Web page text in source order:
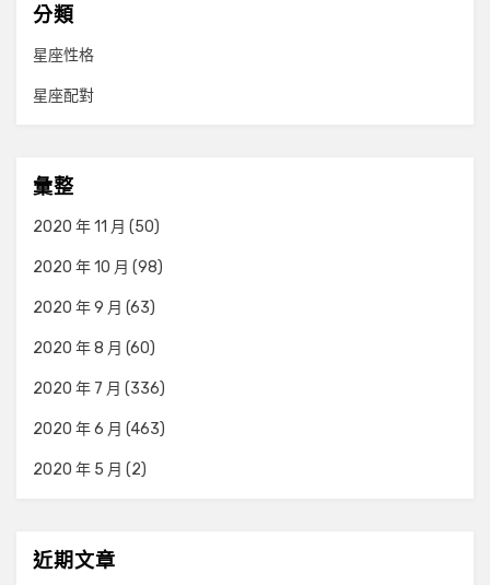
分類
星座性格
星座配對
彙整
2020 年 11 月 (50)
2020 年 10 月 (98)
2020 年 9 月 (63)
2020 年 8 月 (60)
2020 年 7 月 (336)
2020 年 6 月 (463)
2020 年 5 月 (2)
近期文章